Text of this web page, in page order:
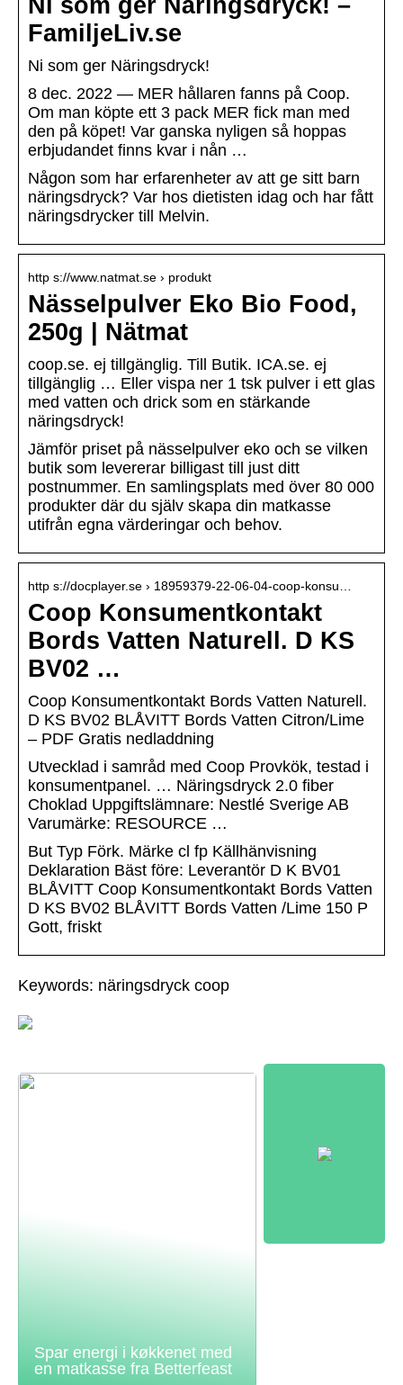
Ni som ger Näringsdryck! –
FamiljeLiv.se
Ni som ger Näringsdryck!
8 dec. 2022 — MER hållaren fanns på Coop.
Om man köpte ett 3 pack MER fick man med
den på köpet! Var ganska nyligen så hoppas
erbjudandet finns kvar i nån …
Någon som har erfarenheter av att ge sitt barn
näringsdryck? Var hos dietisten idag och har fått
näringsdrycker till Melvin.
http s://www.natmat.se › produkt
Nässelpulver Eko Bio Food,
250g | Nätmat
coop.se. ej tillgänglig. Till Butik. ICA.se. ej
tillgänglig … Eller vispa ner 1 tsk pulver i ett glas
med vatten och drick som en stärkande
näringsdryck!
Jämför priset på nässelpulver eko och se vilken
butik som levererar billigast till just ditt
postnummer. En samlingsplats med över 80 000
produkter där du själv skapa din matkasse
utifrån egna värderingar och behov.
http s://docplayer.se › 18959379-22-06-04-coop-konsu…
Coop Konsumentkontakt
Bords Vatten Naturell. D KS
BV02 …
Coop Konsumentkontakt Bords Vatten Naturell.
D KS BV02 BLÅVITT Bords Vatten Citron/Lime
– PDF Gratis nedladdning
Utvecklad i samråd med Coop Provkök, testad i
konsumentpanel. … Näringsdryck 2.0 fiber
Choklad Uppgiftslämnare: Nestlé Sverige AB
Varumärke: RESOURCE …
But Typ Förk. Märke cl fp Källhänvisning
Deklaration Bäst före: Leverantör D K BV01
BLÅVITT Coop Konsumentkontakt Bords Vatten
D KS BV02 BLÅVITT Bords Vatten /Lime 150 P
Gott, friskt
Keywords: näringsdryck coop
Spar energi i køkkenet med
en matkasse fra Betterfeast